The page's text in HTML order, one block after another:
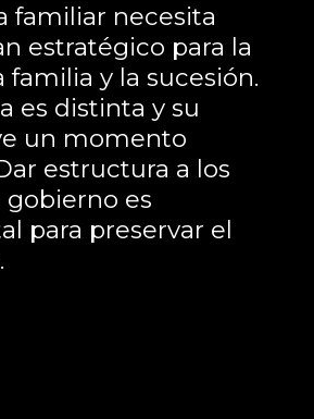
familiar necesita
estratégico para la
familia y la sucesión.
es distinta y su
un momento
estructura a los
gobierno es
para preservar el